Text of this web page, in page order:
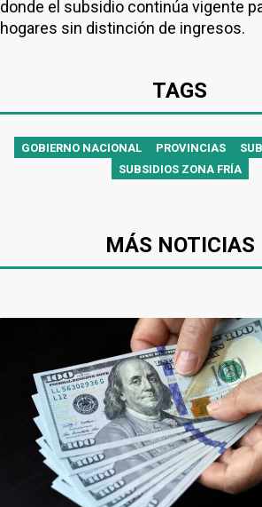
donde el subsidio continúa vigente
hogares sin distinción de ingresos.
TAGS
GOBIERNO NACIONAL PROVINCIAS
SUBSIDIOS ZONA FRÍA
MÁS NOTICIAS